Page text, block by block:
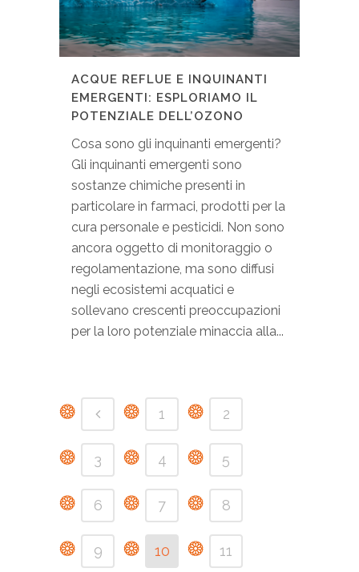
ACQUE REFLUE E INQUINANTI
EMERGENTI: ESPLORIAMO IL
POTENZIALE DELL’OZONO
Cosa sono gli inquinanti emergenti?
Gli inquinanti emergenti sono
sostanze chimiche presenti in
particolare in farmaci, prodotti per la
cura personale e pesticidi. Non sono
ancora oggetto di monitoraggio o
regolamentazione, ma sono diffusi
negli ecosistemi acquatici e
sollevano crescenti preoccupazioni
per la loro potenziale minaccia alla...
1 2
3 4 5
6 7 8
9 10 11